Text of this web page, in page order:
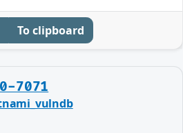
To clipboard
7071